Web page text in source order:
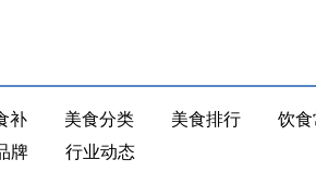
补 美食分类 美食排行 饮食
牌 行业动态